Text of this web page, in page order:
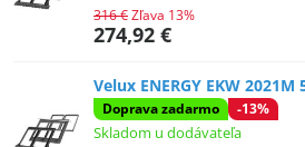
274,92 €
316 €Zľava 13%
Velux ENERGY EKW 2021M
Doprava zadarmo -13%
Skladom u dodávateľa